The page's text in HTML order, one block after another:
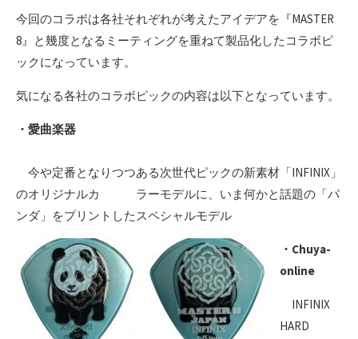
今回のコラボは各社それぞれが考えたアイデアを『MASTER
8』と幾度となるミーティングを重ねて製品化したコラボピ
ックになっています。
気になる各社のコラボピックの内容は以下となっています。
・愛曲楽器
今や定番となりつつある次世代ピックの新素材「INFINIX」
のオリジナルカ ラーモデルに、いま何かと話題の「パ
ンダ」をプリントしたスペシャルモデル
・Chuya-
online
INFINIX
HARD